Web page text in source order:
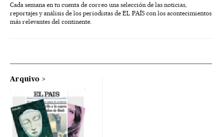
Cada semana en tu cuenta de correo una selección de las noticias,
reportajes y análisis de los periodistas de EL PAÍS con los acontecimientos
más relevantes del continente.
Arquivo